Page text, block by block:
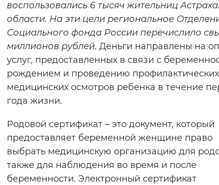
Вернуть стандартные настройки
воспользовались 6 тысяч жительниц
области. На эти цели региональное
Социального фонда России перечислило
миллионов рублей. Деньги направлены на
услуг, предоставленных в связи с
рождением и проведению профилактических
медицинских осмотров ребенка в течение
года жизни.
Родовой сертификат – это документ, который
предоставляет беременной женщине право
выбрать медицинскую организацию для
также для наблюдения во время и после
беременности. Электронный сертификат